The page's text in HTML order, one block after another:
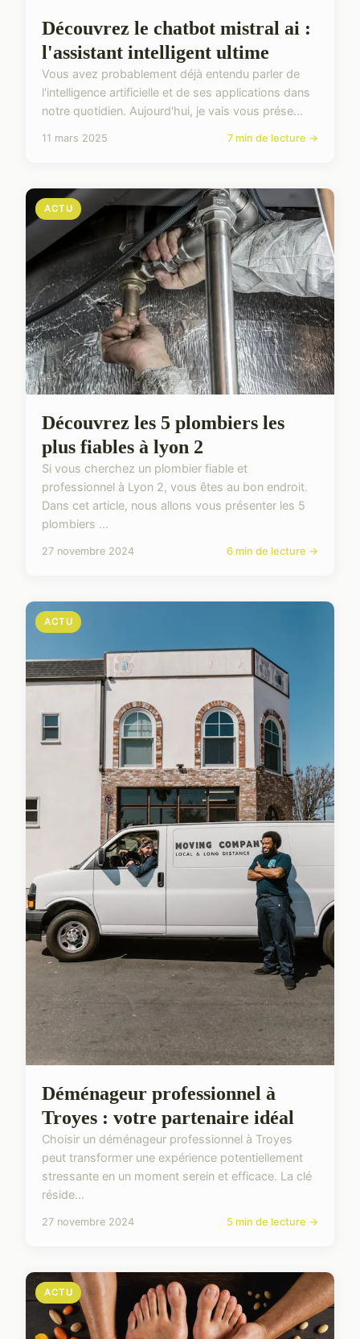
Découvrez le chatbot mistral ai :
l'assistant intelligent ultime
Vous avez probablement déjà entendu parler de
l'intelligence artificielle et de ses applications dans
notre quotidien. Aujourd'hui, je vais vous prése...
11 mars 2025 7 min de lecture →
ACTU
Découvrez les 5 plombiers les
plus fiables à lyon 2
Si vous cherchez un plombier fiable et
professionnel à Lyon 2, vous êtes au bon endroit.
Dans cet article, nous allons vous présenter les 5
plombiers ...
27 novembre 2024 6 min de lecture →
ACTU
Déménageur professionnel à
Troyes : votre partenaire idéal
Choisir un déménageur professionnel à Troyes
peut transformer une expérience potentiellement
stressante en un moment serein et efficace. La clé
réside...
27 novembre 2024 5 min de lecture →
ACTU